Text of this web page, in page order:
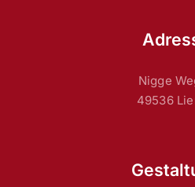
Nigge
49536